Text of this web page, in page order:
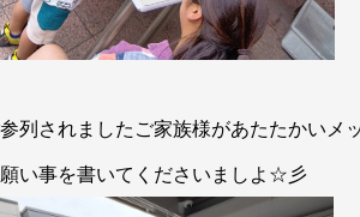
列されましたご家族様があたたかいメ
い事を書いてくださいましよ☆彡